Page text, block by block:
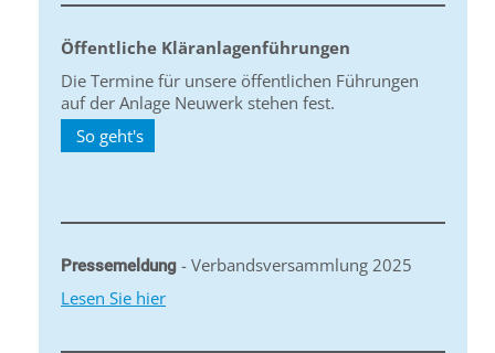
Öffentliche Kläranlagenführungen
Die Termine für unsere öffentlichen Führungen
auf der Anlage Neuwerk stehen fest.
So geht's
Pressemeldung - Verbandsversammlung 2025
Lesen Sie hier